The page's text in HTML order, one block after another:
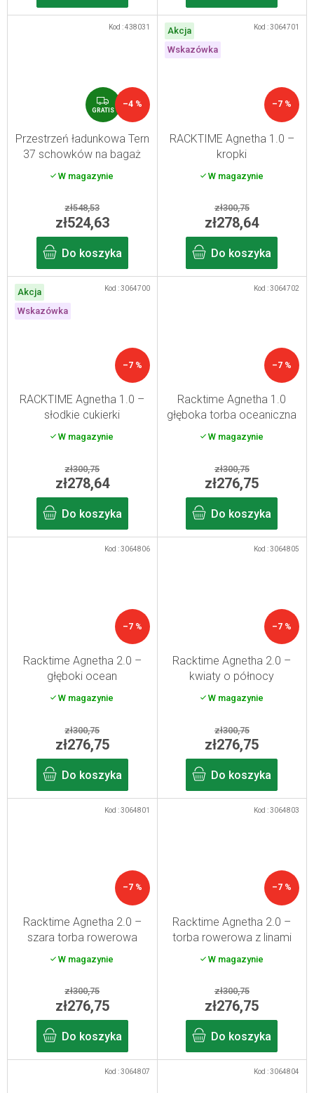
G
R
A
T
I
S
GRATIS
–4 %
Przestrzeń ładunkowa Tern
37 schowków na bagaż
W magazynie
zł548,53
zł524,63
Do koszyka
Kod :438031
Akcja
Wskazówka
–7 %
RACKTIME Agnetha 1.0 –
kropki
W magazynie
zł300,75
zł278,64
Do koszyka
Kod :3064701
Akcja
Wskazówka
–7 %
RACKTIME Agnetha 1.0 –
słodkie cukierki
W magazynie
zł300,75
zł278,64
Do koszyka
Kod :3064700
–7 %
Racktime Agnetha 1.0
głęboka torba oceaniczna
na bagażnik rowerowy
W magazynie
zł300,75
zł276,75
Do koszyka
Kod :3064702
–7 %
Racktime Agnetha 2.0 –
głęboki ocean
W magazynie
zł300,75
zł276,75
Do koszyka
Kod :3064806
–7 %
Racktime Agnetha 2.0 –
kwiaty o północy
W magazynie
zł300,75
zł276,75
Do koszyka
Kod :3064805
–7 %
Racktime Agnetha 2.0 –
szara torba rowerowa
W magazynie
zł300,75
zł276,75
Do koszyka
Kod :3064801
–7 %
Racktime Agnetha 2.0 –
torba rowerowa z linami
marynarskimi
W magazynie
zł300,75
zł276,75
Do koszyka
Kod :3064803
Kod :3064807 Kod :3064804